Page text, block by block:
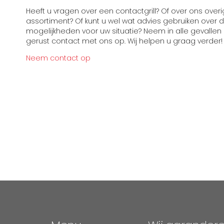
Heeft u vragen over een contactgrill? Of over ons
assortiment? Of kunt u wel wat advies gebruiken over
mogelijkheden voor uw situatie? Neem in alle gevallen
gerust contact met ons op. Wij helpen u graag verder!
Neem contact op